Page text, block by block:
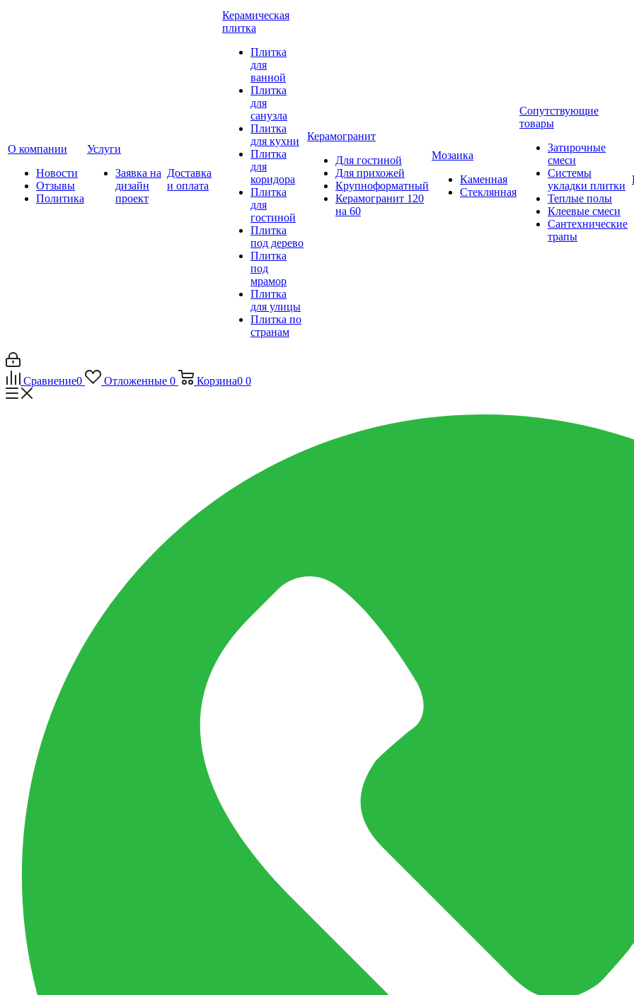
О компании
Новости
Отзывы
Политика
Услуги
Заявка на
дизайн
проект
Доставка
и оплата
Керамическая
плитка
Плитка
для
ванной
Плитка
для
санузла
Плитка
для кухни
Плитка
для
коридора
Плитка
для
гостиной
Плитка
под дерево
Плитка
под
мрамор
Плитка
для улицы
Плитка по
странам
Керамогранит
Для гостиной
Для прихожей
Крупноформатный
Керамогранит 120
на 60
Мозаика
Каменная
Стеклянная
Сопутствующие
товары
Затирочные
смеси
Системы
укладки плитки
Теплые полы
Клеевые смеси
Сантехнические
трапы
Сравнение0 Отложенные 0 Корзина0 0